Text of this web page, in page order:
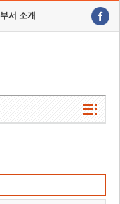
부서 소개